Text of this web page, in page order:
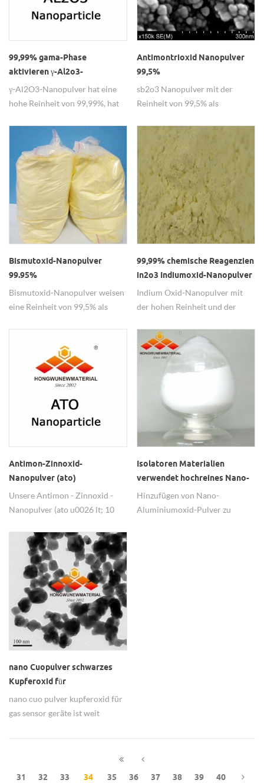
99,99% gama-Phase
aktivieren γ-Al2o3-
Nanopulver
γ-Al2O3-Nanopulver hat eine
hohe Reinheit von 99,99%, hat
verbreitet als Katalysator.
Antimontrioxid Nanopulver
99,5%
sb2o3 Nanopulver mit der
Reinheit von 99,5% als
der Industrie.
Bismutoxid-Nanopulver
99.95%
Bismutoxid-Nanopulver weisen
eine Reinheit von 99,5% als
99,99% chemische Reagenzien
in2o3 Indiumoxid-Nanopulver
Indium Oxid-Nanopulver mit
der hohen Reinheit und der
ausgezeichnete Dispersion, die
als chemische Reagenzien.
Antimon-Zinnoxid-
Nanopulver (ato)
Unsere Antimon - Zinnoxid -
Nanopulver (ato u0026 lt; 10
verwendetTransparente
antistatische Beschichtungen
basieren auf einer hohen
Dispersion.
Isolatoren Materialien
verwendet hochreines Nano-
Aluminiumoxid-Pulver
Hinzufügen von Nano-
Aluminiumoxid-Pulver zu
nano Cuopulver schwarzes
Kupferoxid für
Gassensorgeräte
nano cuo pulver kupferoxid für
gas sensor geräte ist weit
Qualität.
31 32 33 34 35 36 37 38 39 40